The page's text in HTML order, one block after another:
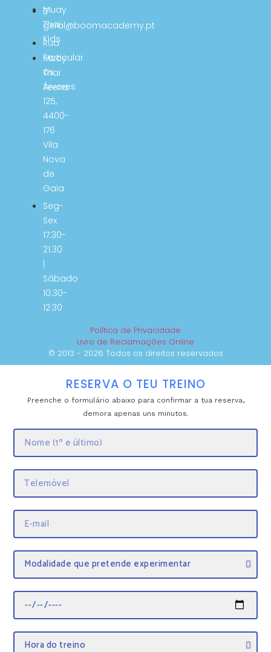
geral@boomacademy.pt
Rua
Particular
às
Árvores
125,
4400-
176
Vila
Nova
de
Gaia
Seg-
Sex
17:30-
21:30
|
Sábado
10:30-
12:30
Muay
Thai
Kids
Muay
Thai
Teens
Política de Privacidade
Livro de Reclamações Online
© 2013 - 2026 Todos os direitos reservados
RESERVA O TEU TREINO
Preenche o formulário abaixo para confirmar a tua reserva,
demora apenas uns minutos.